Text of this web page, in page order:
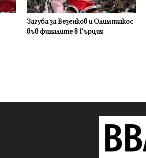
Загуба за Везенков и Олимпиакос
във финалите в Гърция